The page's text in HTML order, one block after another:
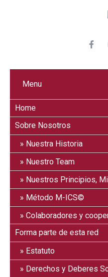
Menu
Home
Sobre Nosotros
Nuestra Historia
Nuestro Team
Nuestros Principios,
Método M-ICS©
Colaboradores y
Forma parte de esta red
Estatuto
Derechos y Deberes